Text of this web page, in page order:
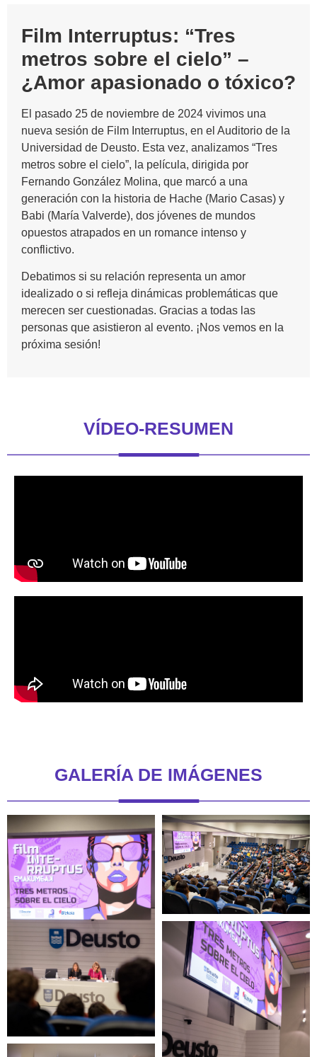
Film Interruptus: “Tres
metros sobre el cielo” –
¿Amor apasionado o tóxico?
El pasado 25 de noviembre de 2024 vivimos una
nueva sesión de Film Interruptus, en el Auditorio de la
Universidad de Deusto. Esta vez, analizamos “Tres
metros sobre el cielo”, la película, dirigida por
Fernando González Molina, que marcó a una
generación con la historia de Hache (Mario Casas) y
Babi (María Valverde), dos jóvenes de mundos
opuestos atrapados en un romance intenso y
conflictivo.
Debatimos si su relación representa un amor
idealizado o si refleja dinámicas problemáticas que
merecen ser cuestionadas. Gracias a todas las
personas que asistieron al evento. ¡Nos vemos en la
próxima sesión!
VÍDEO-RESUMEN
GALERÍA DE IMÁGENES